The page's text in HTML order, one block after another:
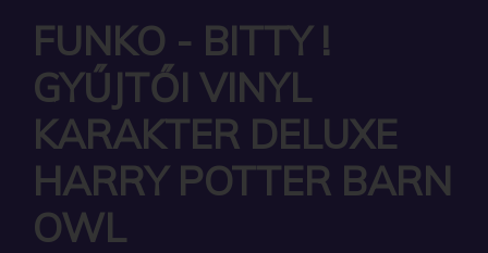
FUNKO - BITTY !
GYŰJTŐI VINYL
KARAKTER DELUXE
HARRY POTTER BARN
OWL